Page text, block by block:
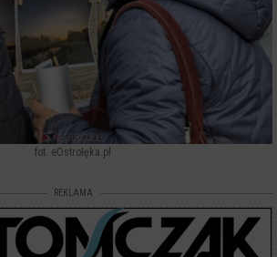
fot. eOstrołęka.pl
REKLAMA